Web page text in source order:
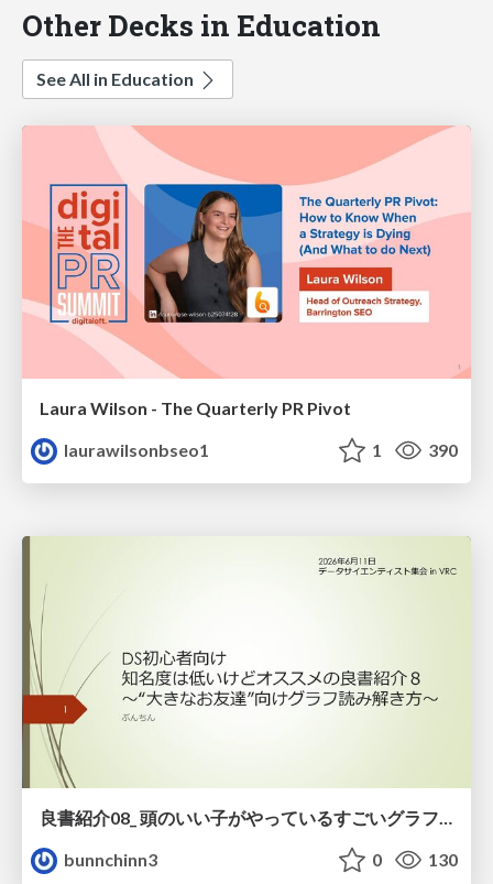
Other Decks in Education
See All in Education
Laura Wilson - The Quarterly PR Pivot
laurawilsonbseo1
1 390
良書紹介08_ 頭のいい子がやっているすごいグラフの読み方
bunnchinn3
0 130